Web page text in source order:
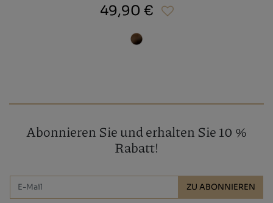
49,90 €
Abonnieren Sie und erhalten Sie 10 %
Rabatt!
ZU ABONNIEREN